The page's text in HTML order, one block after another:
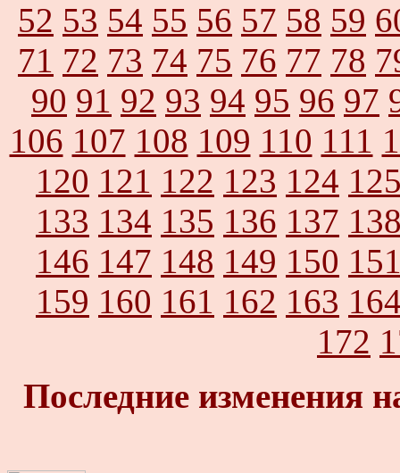
52 53 54 55 56 57 58 59
71 72 73 74 75 76 77 78
90 91 92 93 94 95 96 97
106 107 108 109 110 111
120 121 122 123 124
133 134 135 136 137
146 147 148 149 150
159 160 161 162 163
172
Последние изменения